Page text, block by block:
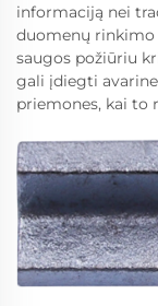
informaciją nei
duomenų rinkimo
saugos požiūriu
gali įdiegti
priemones, kai to